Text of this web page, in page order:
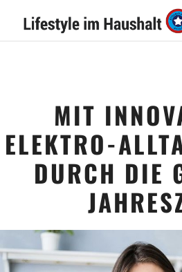
MIT
ELEKTRO-
DURCH DIE